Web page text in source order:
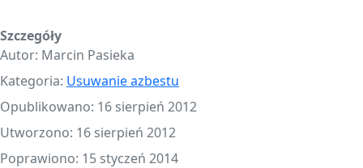
Szczegóły
Autor: Marcin Pasieka
Kategoria: Usuwanie azbestu
Opublikowano: 16 sierpień 2012
Utworzono: 16 sierpień 2012
Poprawiono: 15 styczeń 2014